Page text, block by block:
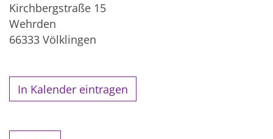
Kirchbergstraße 15
Wehrden
66333 Völklingen
In Kalender eintragen